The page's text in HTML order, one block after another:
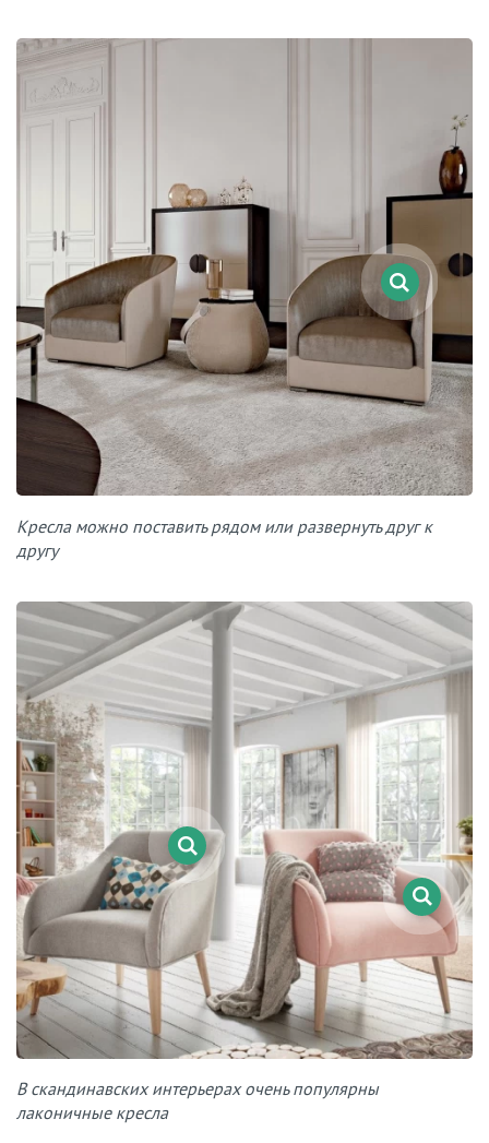
Кресла можно поставить рядом или развернуть друг к
другу
В скандинавских интерьерах очень популярны
лаконичные кресла